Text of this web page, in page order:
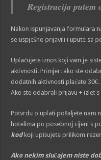
Registracija
Nakon ispunjavanja formulara
se uspješno prijavili i upute sa
Uplaćujete iznos koji vam je
aktivnosti. Primjer: ako ste
dodatnih aktivnosti plaćate 30€.
Ako ste odabrali prijavu + izlet
Potvrdu o uplati pošaljete nam
hotelima po posebnoj cijeni s
kodkoji upisujete prilikom
Ako nekim slučajem niste